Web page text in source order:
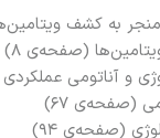
به کشف
(صفحه‌ی ۸)
و آناتومی عملکردی
(صفحه‌ی ۶۷)
(صفحه‌ی ۹۴)